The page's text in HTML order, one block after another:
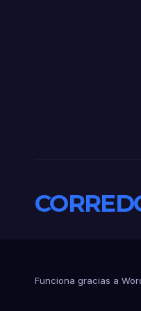
Funciona gracias a